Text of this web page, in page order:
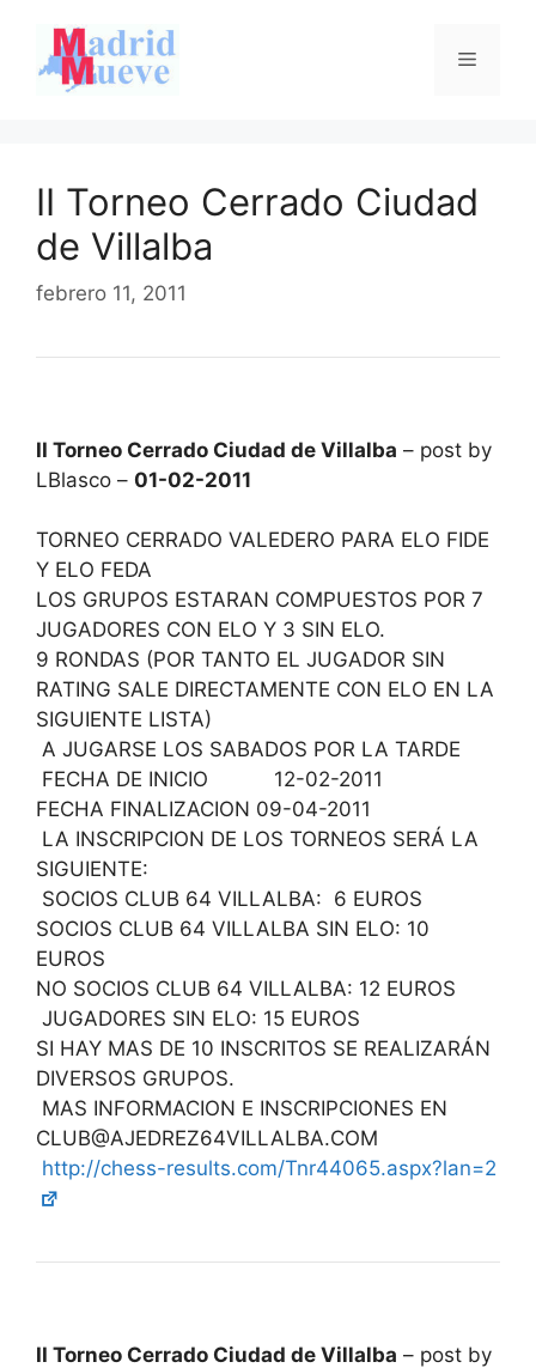
contenido
Menú
II Torneo Cerrado Ciudad
de Villalba
febrero 11, 2011
II Torneo Cerrado Ciudad de Villalba – post by
LBlasco – 01-02-2011
TORNEO CERRADO VALEDERO PARA ELO FIDE
Y ELO FEDA
LOS GRUPOS ESTARAN COMPUESTOS POR 7
JUGADORES CON ELO Y 3 SIN ELO.
9 RONDAS (POR TANTO EL JUGADOR SIN
RATING SALE DIRECTAMENTE CON ELO EN LA
SIGUIENTE LISTA)
A JUGARSE LOS SABADOS POR LA TARDE
FECHA DE INICIO 12-02-2011
FECHA FINALIZACION 09-04-2011
LA INSCRIPCION DE LOS TORNEOS SERÁ LA
SIGUIENTE:
SOCIOS CLUB 64 VILLALBA: 6 EUROS
SOCIOS CLUB 64 VILLALBA SIN ELO: 10
EUROS
NO SOCIOS CLUB 64 VILLALBA: 12 EUROS
JUGADORES SIN ELO: 15 EUROS
SI HAY MAS DE 10 INSCRITOS SE REALIZARÁN
DIVERSOS GRUPOS.
MAS INFORMACION E INSCRIPCIONES EN
CLUB@AJEDREZ64VILLALBA.COM
http://chess-results.com/Tnr44065.aspx?lan=2
II Torneo Cerrado Ciudad de Villalba – post by